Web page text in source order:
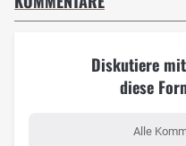
Diskutiere
diese
Alle